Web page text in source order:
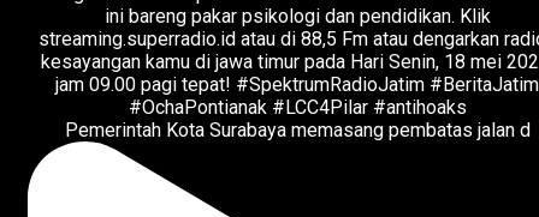
Pemerintah Kota Surabaya memasang pembatas jalan d